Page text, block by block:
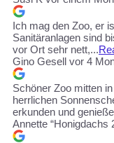
Ich mag den Zoo, er
Sanitäranlagen sind
vor Ort sehr nett,...
Gino Gesell vor 4
Schöner Zoo mitten
herrlichen
erkunden und
Annette “Honigdachs